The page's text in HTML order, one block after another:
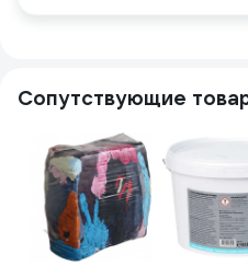
Сопутствующие